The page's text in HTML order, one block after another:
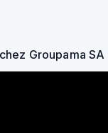
Groupama SA